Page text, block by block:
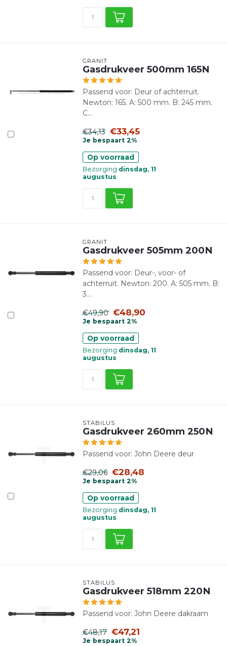
GRANIT
Gasdrukveer 500mm 165N
Passend voor: Deur of achterruit.
Newton: 165. A: 500 mm. B: 245 mm.
C...
€34,13 €33,45
Je bespaart 2%
Op voorraad
Bezorging dinsdag, 11
augustus
GRANIT
Gasdrukveer 505mm 200N
Passend voor: Deur-, voor- of
achterruit. Newton: 200. A: 505 mm. B:
3...
€49,90 €48,90
Je bespaart 2%
Op voorraad
Bezorging dinsdag, 11
augustus
STABILUS
Gasdrukveer 260mm 250N
Passend voor: John Deere deur
€29,06 €28,48
Je bespaart 2%
Op voorraad
Bezorging dinsdag, 11
augustus
STABILUS
Gasdrukveer 518mm 220N
Passend voor: John Deere dakraam
€48,17 €47,21
Je bespaart 2%